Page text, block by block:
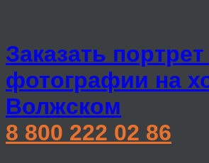
Заказать
фотографии на
Волжском
8 800 222 02 86